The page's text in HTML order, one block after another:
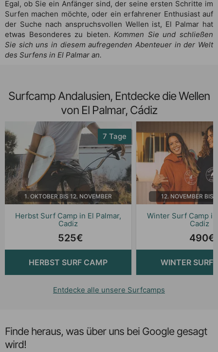
Egal, ob Sie ein Anfänger sind, der seine ersten Schritte im
Surfen machen möchte, oder ein erfahrener Enthusiast auf
der Suche nach anspruchsvollen Wellen ist, El Palmar hat
etwas Besonderes zu bieten. Kommen Sie und schließen
Sie sich uns in diesem aufregenden Abenteuer in der Welt
des Surfens in El Palmar an.
Surfcamp Andalusien, Entdecke die Wellen
von El Palmar, Cádiz
Herbst Surf Camp in El Palmar,
Cadiz
7 Tage
1. OKTOBER BIS 12. NOVEMBER
525€
HERBST SURF CAMP
Winter Surf Camp in
Cadiz
490€
12. NOVEMBER BIS
WINTER SURF
Entdecke alle unsere Surfcamps
Finde heraus, was über uns bei Google gesagt
wird!